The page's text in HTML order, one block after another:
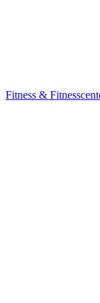
Fitness &